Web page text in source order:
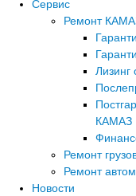
Сервис
Ремонт
Лизинг
КАМАЗ
Ремонт
Ремонт
Новости